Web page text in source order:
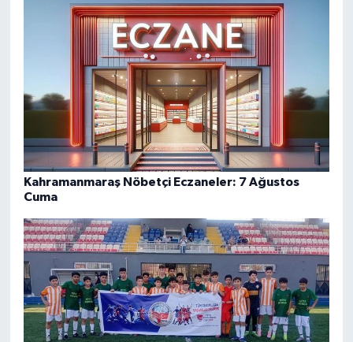
Kahramanmaraş Nöbetçi Eczaneler: 7 Ağustos
Cuma